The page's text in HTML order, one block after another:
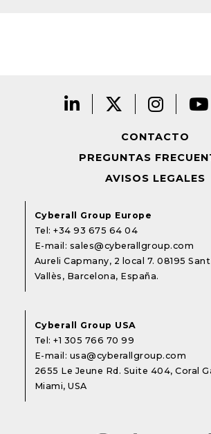
CONTACTO
PREGUNTAS
AVISOS LEGALES
Cyberall Group Europe
Tel:+34 93 675 64 04
E-mail: sales@cyberallgroup.com
Aureli Capmany, 2 local 7. 08195
Vallès, Barcelona, España.
Cyberall Group USA
Tel:+1 305 766 70 99
E-mail: usa@cyberallgroup.com
2655 Le Jeune Rd. Suite 404, Coral
Miami, USA